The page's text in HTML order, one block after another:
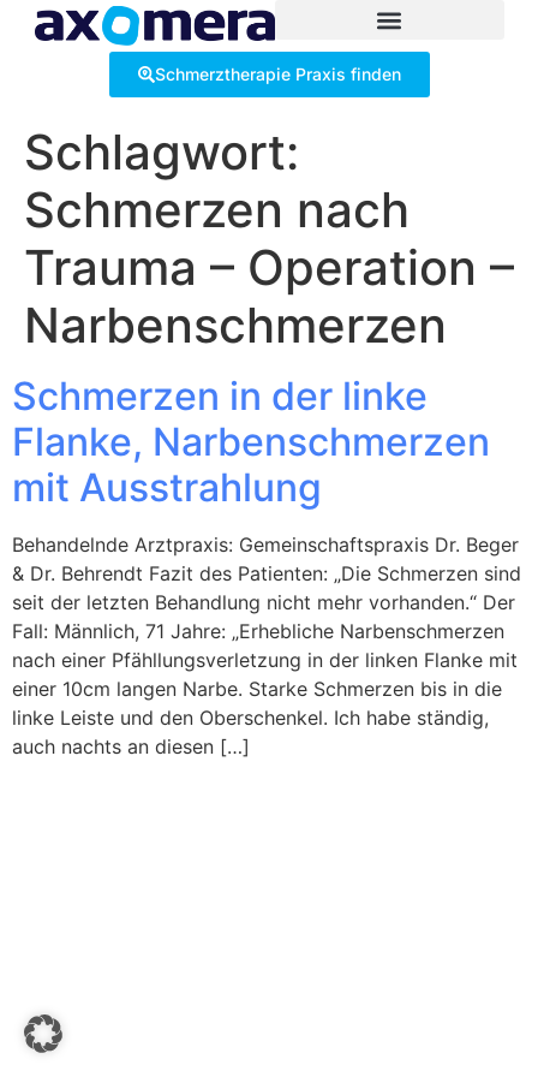
springen
Schmerztherapie Praxis finden
Schlagwort:
Schmerzen nach
Trauma – Operation –
Narbenschmerzen
Schmerzen in der linke
Flanke, Narbenschmerzen
mit Ausstrahlung
Behandelnde Arztpraxis: Gemeinschaftspraxis Dr. Beger
& Dr. Behrendt Fazit des Patienten: „Die Schmerzen sind
seit der letzten Behandlung nicht mehr vorhanden.“ Der
Fall: Männlich, 71 Jahre: „Erhebliche Narbenschmerzen
nach einer Pfähllungsverletzung in der linken Flanke mit
einer 10cm langen Narbe. Starke Schmerzen bis in die
linke Leiste und den Oberschenkel. Ich habe ständig,
auch nachts an diesen […]